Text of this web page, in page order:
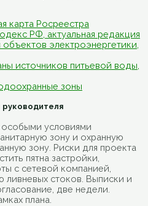
карта Росреестра
РФ, актуальная редакция
электроэнергетики,
источников питьевой воды,
зоны
руководителя
особыми условиями
зону и охранную
зону. Риски для проекта
пятна застройки,
с сетевой компанией,
ливневых стоков. Выписки и
две недели.
плана.